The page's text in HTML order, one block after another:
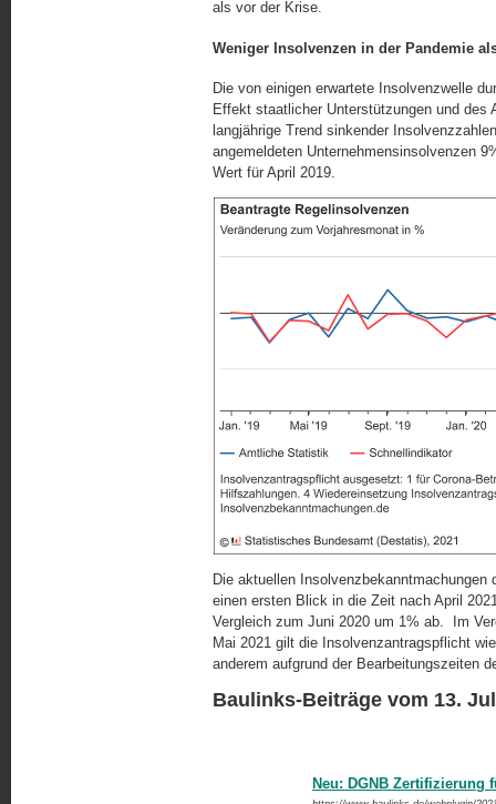
als vor der Krise.
Weniger Insolvenzen in der Pandemie
Die von einigen erwartete Insolvenzwelle
Effekt staatlicher Unterstützungen und
langjährige Trend sinkender
angemeldeten Unternehmensinsolvenzen
Wert für April 2019.
Die aktuellen
einen ersten Blick in die Zeit nach April
Vergleich zum Juni 2020 um 1% ab. Im
Mai 2021 gilt die Insolvenzantragspflicht
anderem aufgrund der Bearbeitungszeiten
Baulinks-Beiträge vom 13.
Neu: DGNB Zertifizierung